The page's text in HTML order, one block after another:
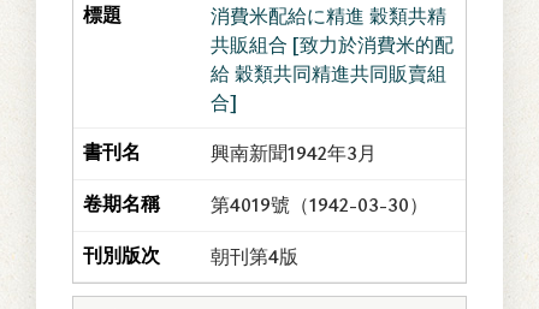
消費米配給に精進 穀類共精
共販組合 [致力於消費米的配
給 穀類共同精進共同販賣組
合]
興南新聞1942年3月
第4019號（1942-03-30）
朝刊第4版